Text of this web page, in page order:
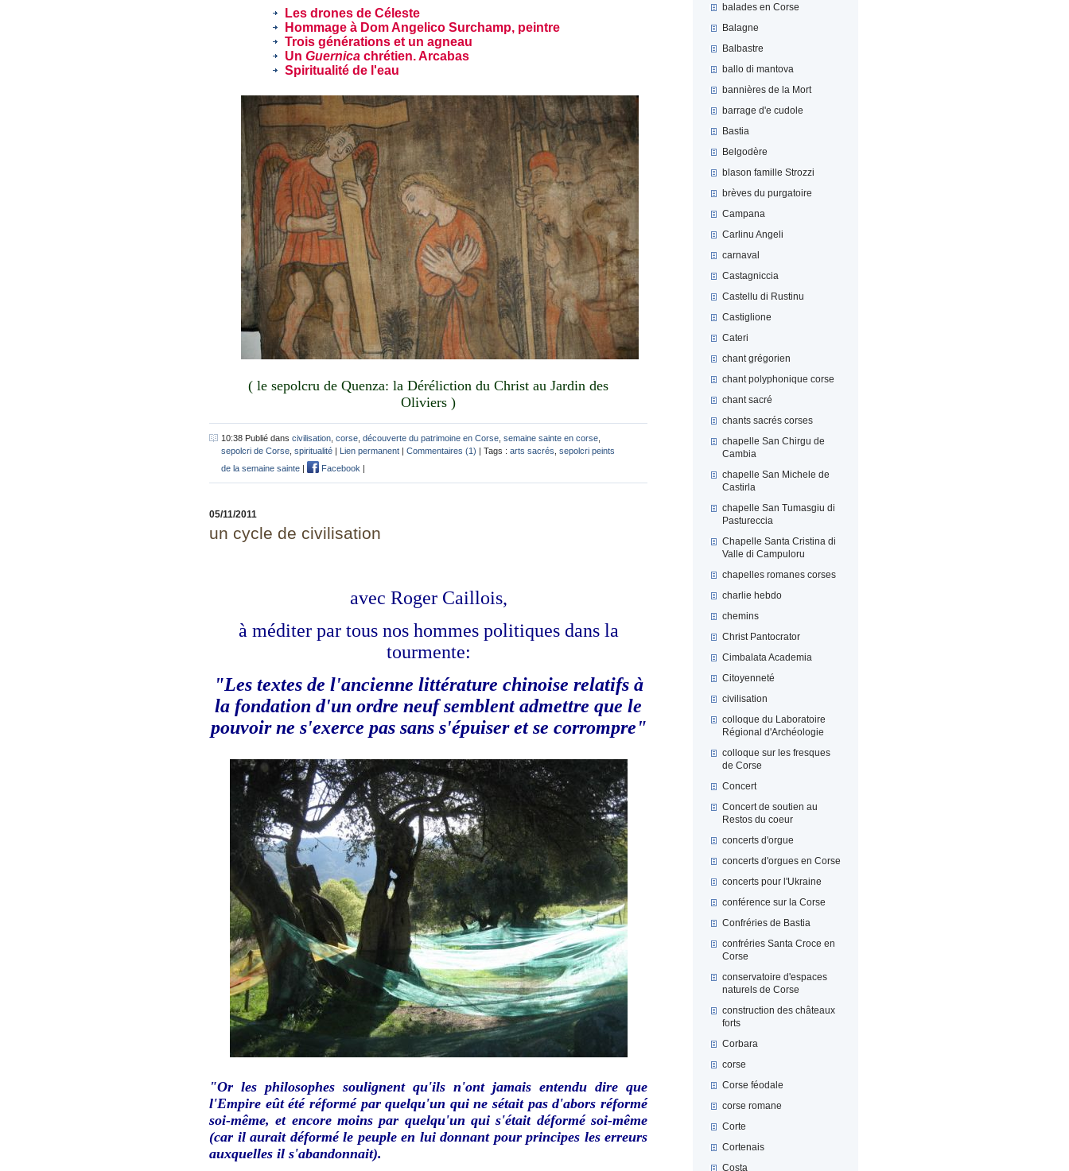
balades en Corse
Balagne
Balbastre
ballo di mantova
bannières de la Mort
barrage d'e cudole
Bastia
Belgodère
blason famille Strozzi
brèves du purgatoire
Campana
Carlinu Angeli
carnaval
Castagniccia
Castellu di Rustinu
Castiglione
Cateri
chant grégorien
chant polyphonique corse
chant sacré
chants sacrés corses
chapelle San Chirgu de
Cambia
chapelle San Michele de
Castirla
chapelle San Tumasgiu di
Pastureccia
Chapelle Santa Cristina di
Valle di Campuloru
chapelles romanes corses
charlie hebdo
chemins
Christ Pantocrator
Cimbalata Academia
Citoyenneté
civilisation
colloque du Laboratoire
Régional d'Archéologie
colloque sur les fresques
de Corse
Concert
Concert de soutien au
Restos du coeur
concerts d'orgue
concerts d'orgues en Corse
concerts pour l'Ukraine
conférence sur la Corse
Confréries de Bastia
confréries Santa Croce en
Corse
conservatoire d'espaces
naturels de Corse
construction des châteaux
forts
Corbara
corse
Corse féodale
corse romane
Corte
Cortenais
Costa
Les drones de Céleste
Hommage à Dom Angelico Surchamp, peintre
Trois générations et un agneau
Un Guernica chrétien. Arcabas
Spiritualité de l'eau
( le sepolcru de Quenza: la Déréliction du Christ au Jardin des
Oliviers )
10:38 Publié dans civilisation corse découverte du patrimoine en Corse semaine sainte en corse
sepolcri de Corse spiritualité | Lien permanent | Commentaires (1) | Tags : arts sacrés sepolcri peints
de la semaine sainte | Facebook |
05/11/2011
un cycle de civilisation
avec Roger Caillois,
à méditer par tous nos hommes politiques dans la
tourmente:
"Les textes de l'ancienne littérature chinoise relatifs à
la fondation d'un ordre neuf semblent admettre que le
pouvoir ne s'exerce pas sans s'épuiser et se corrompre"
"Or les philosophes soulignent qu'ils n'ont jamais entendu dire que
l'Empire eût été réformé par quelqu'un qui ne sétait pas d'abors réformé
soi-même, et encore moins par quelqu'un qui s'était déformé soi-même
(car il aurait déformé le peuple en lui donnant pour principes les erreurs
auxquelles il s'abandonnait).